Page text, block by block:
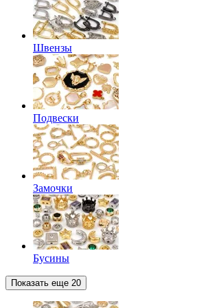
Швензы
Подвески
Замочки
Бусины
Показать еще 20